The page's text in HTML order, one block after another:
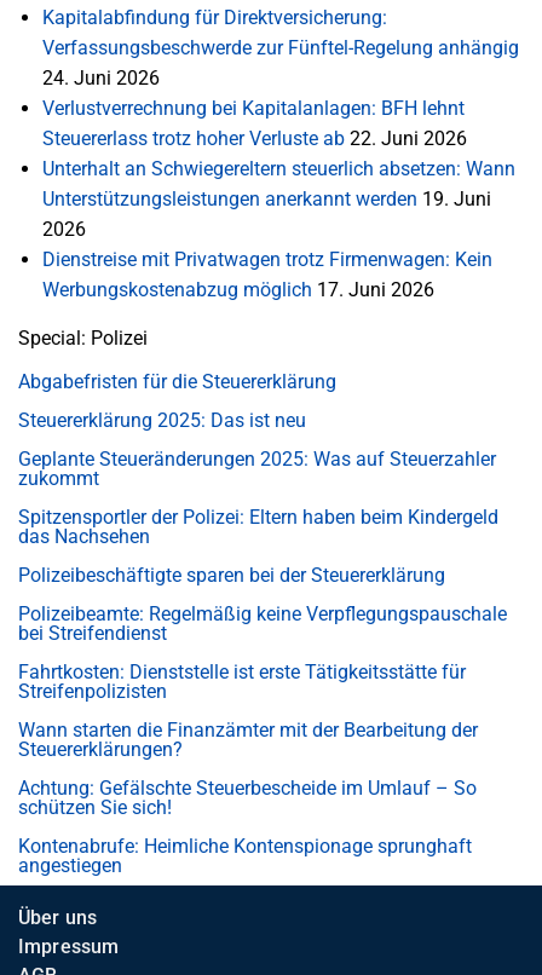
Kapitalabfindung für Direktversicherung:
Verfassungsbeschwerde zur Fünftel-Regelung anhängig
24. Juni 2026
Verlustverrechnung bei Kapitalanlagen: BFH lehnt
Steuererlass trotz hoher Verluste ab 22. Juni 2026
Unterhalt an Schwiegereltern steuerlich absetzen: Wann
Unterstützungsleistungen anerkannt werden 19. Juni
2026
Dienstreise mit Privatwagen trotz Firmenwagen: Kein
Werbungskostenabzug möglich 17. Juni 2026
Special: Polizei
Abgabefristen für die Steuererklärung
Steuererklärung 2025: Das ist neu
Geplante Steueränderungen 2025: Was auf Steuerzahler
zukommt
Spitzensportler der Polizei: Eltern haben beim Kindergeld
das Nachsehen
Polizeibeschäftigte sparen bei der Steuererklärung
Polizeibeamte: Regelmäßig keine Verpflegungspauschale
bei Streifendienst
Fahrtkosten: Dienststelle ist erste Tätigkeitsstätte für
Streifenpolizisten
Wann starten die Finanzämter mit der Bearbeitung der
Steuererklärungen?
Achtung: Gefälschte Steuerbescheide im Umlauf – So
schützen Sie sich!
Kontenabrufe: Heimliche Kontenspionage sprunghaft
angestiegen
Über uns
Impressum